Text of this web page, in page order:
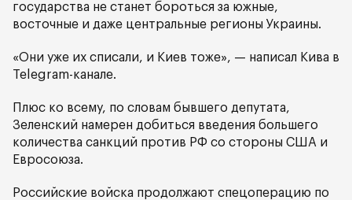
государства не станет бороться за южные,
восточные и даже центральные регионы Украины.
«Они уже их списали, и Киев тоже», — написал Кива в
Telegram-канале.
Плюс ко всему, по словам бывшего депутата,
Зеленский намерен добиться введения большего
количества санкций против РФ со стороны США и
Евросоюза.
Российские войска продолжают спецоперацию по